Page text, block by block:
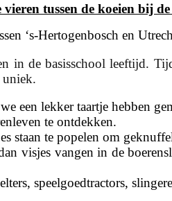
vieren tussen de koeien bij
‘s-Hertogenbosch en
in de basisschool leeftijd.
uniek.
een lekker taartje hebben
te ontdekken.
staan te popelen om
visjes vangen in de
speelgoedtractors,